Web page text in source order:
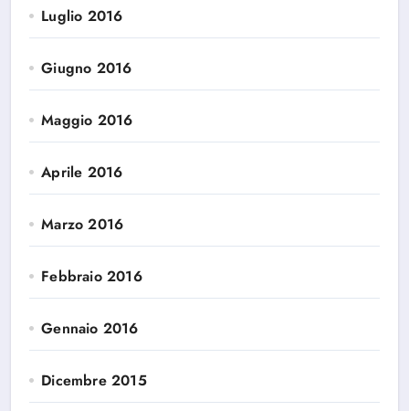
Luglio 2016
Giugno 2016
Maggio 2016
Aprile 2016
Marzo 2016
Febbraio 2016
Gennaio 2016
Dicembre 2015